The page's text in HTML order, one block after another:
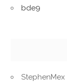
bde9
StephenMex